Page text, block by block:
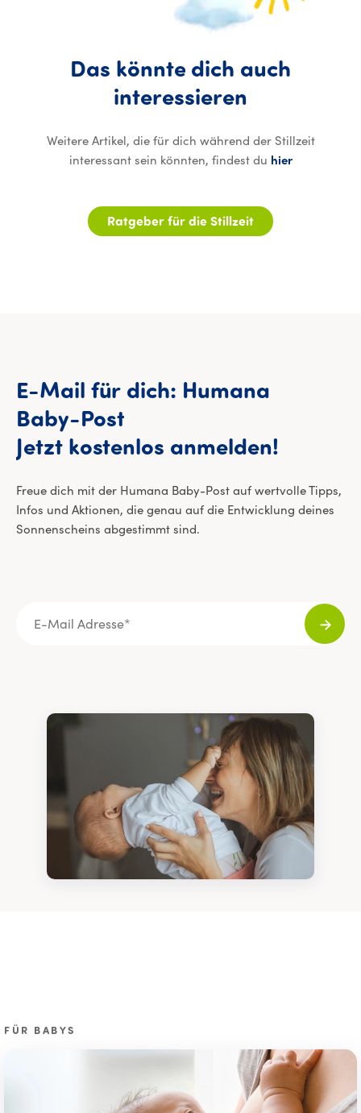
Das könnte dich auch
interessierenDas
Weitere Artikel, die für dich während der Stillzeit
interessant sein könnten, findest du hier
Ratgeber für die Stillzeit
E-Mail für dich: Humana
Baby-Post
Jetzt kostenlos anmelden!
Freue dich mit der Humana Baby-Post auf wertvolle Tipps,
Infos und Aktionen, die genau auf die Entwicklung deines
Sonnenscheins abgestimmt sind.
FÜR BABYS